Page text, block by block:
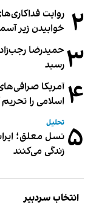
۲ خوابیدن زیر
۳ حمیدرضا
رسید
۴ آمریکا
اسلامی را تحریم
۵ تحلیل
نسل معلق؛
زندگی می‌کنند
انتخاب سردبیر